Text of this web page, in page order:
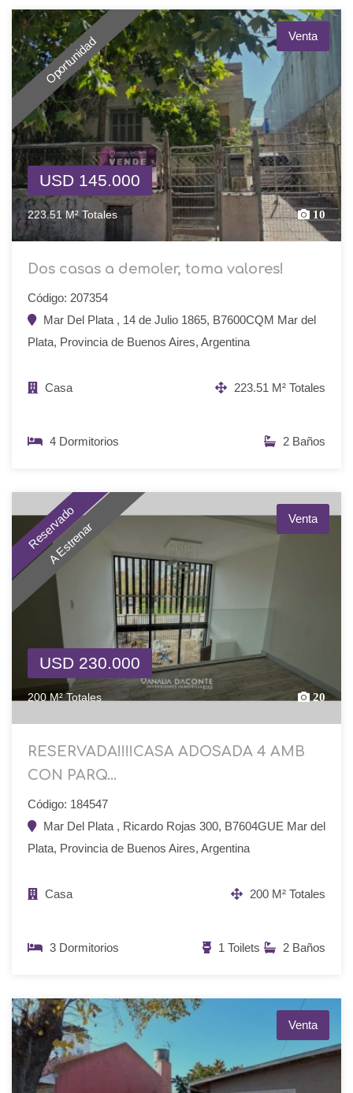
Oportunidad Venta
USD 145.000
223.51 M² Totales 10
Dos casas a demoler, toma valores!
Código: 207354
Mar Del Plata , 14 de Julio 1865, B7600CQM Mar del
Plata, Provincia de Buenos Aires, Argentina
Casa 223.51 M² Totales
4 Dormitorios 2 Baños
Reservado
A Estrenar
Venta
USD 230.000
200 M² Totales 20
RESERVADA!!!!CASA ADOSADA 4 AMB
CON PARQ...
Código: 184547
Mar Del Plata , Ricardo Rojas 300, B7604GUE Mar del
Plata, Provincia de Buenos Aires, Argentina
Casa 200 M² Totales
3 Dormitorios 2 Baños
1 Toilets
Venta